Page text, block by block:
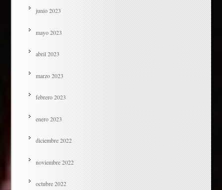
junio 2023
mayo 2023
abril 2023
marzo 2023
febrero 2023
enero 2023
diciembre 2022
noviembre 2022
octubre 2022